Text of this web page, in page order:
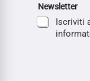
Newsletter
Iscriviti